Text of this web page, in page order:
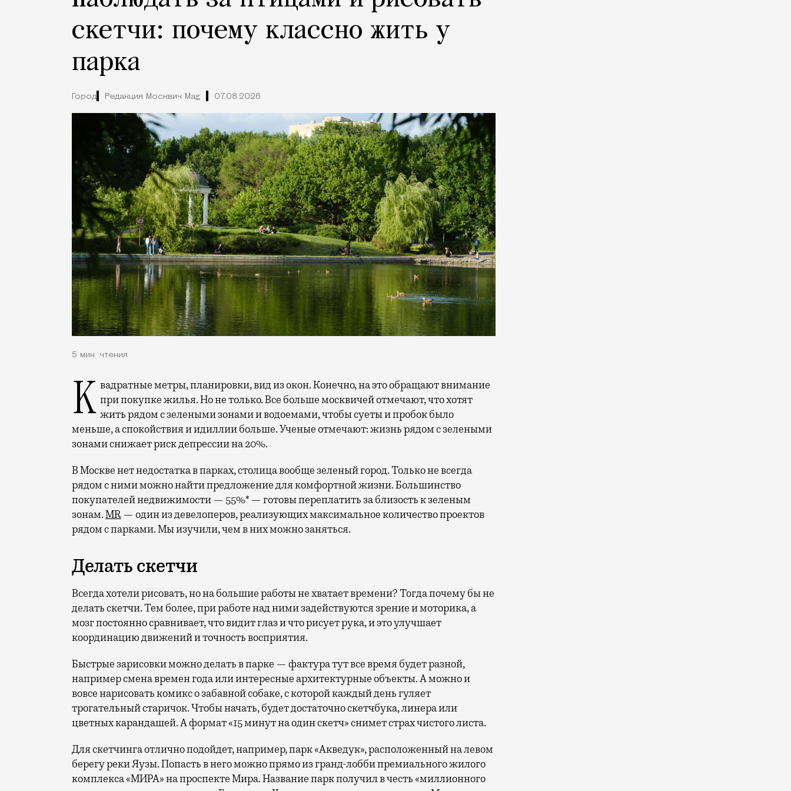
скетчи: почему классно жить у
парка
Город Редакция Москвич Mag 07.08.2026
5 мин. чтения
Квадратные метры, планировки, вид из окон. Конечно, на это обращают внимание при покупке жилья. Но не только. Все больше москвичей отмечают, что хотят
жить рядом с зелеными зонами и водоемами, чтобы суеты и пробок было
меньше, а спокойствия и идиллии больше. Ученые отмечают: жизнь рядом с зелеными
зонами снижает риск депрессии на 20%.
В Москве нет недостатка в парках, столица вообще зеленый город. Только не всегда
рядом с ними можно найти предложение для комфортной жизни. Большинство
покупателей недвижимости — 55%* — готовы переплатить за близость к зеленым
зонам.MR — один из девелоперов, реализующих максимальное количество проектов
рядом с парками. Мы изучили, чем в них можно заняться.
Делать скетчи
Всегда хотели рисовать, но на большие работы не хватает времени? Тогда почему бы не
делать скетчи. Тем более, при работе над ними задействуются зрение и моторика, а
мозг постоянно сравнивает, что видит глаз и что рисует рука, и это улучшает
координацию движений и точность восприятия.
Быстрые зарисовки можно делать в парке — фактура тут все время будет разной,
например смена времен года или интересные архитектурные объекты. А можно и
вовсе нарисовать комикс о забавной собаке, с которой каждый день гуляет
трогательный старичок. Чтобы начать, будет достаточно скетчбука, линера или
цветных карандашей. А формат «15 минут на один скетч» снимет страх чистого листа.
Для скетчинга отлично подойдет, например, парк «Акведук», расположенный на левом
берегу реки Яузы. Попасть в него можно прямо из гранд-лобби премиального жилого
комплекса «МИРА» на проспекте Мира. Название парк получил в честь «миллионного